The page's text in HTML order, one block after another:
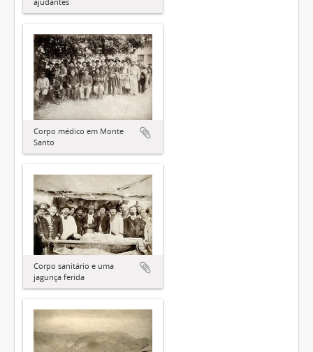
Corpo médico em Monte
Santo
Corpo sanitário e uma
jagunça ferida